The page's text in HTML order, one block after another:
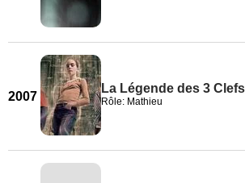
2007
La Légende des 3
Rôle: Mathieu